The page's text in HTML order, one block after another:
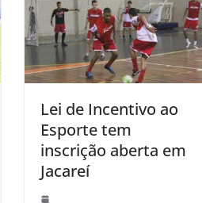
Lei de Incentivo ao
Esporte tem
inscrição aberta em
Jacareí